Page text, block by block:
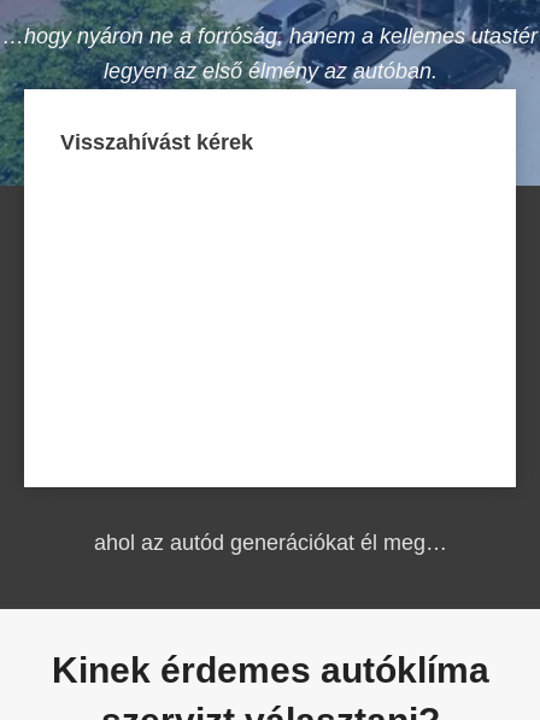
…hogy nyáron ne a forróság, hanem a kellemes utastér
legyen az első élmény az autóban.
Visszahívást kérek
ahol az autód generációkat él meg…
Kinek érdemes autóklíma